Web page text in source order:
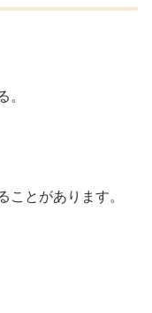
。
ことがあります。